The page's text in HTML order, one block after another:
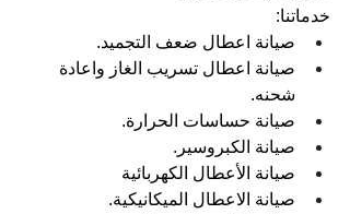
خدماتنا:
صيانة اعطال ضعف التجميد.
صيانة اعطال تسريب الغاز واعادة
شحنه.
صيانة حساسات الحرارة.
صيانة الكبروسير.
صيانة الأعطال الكهربائية
صيانة الاعطال الميكانيكية.